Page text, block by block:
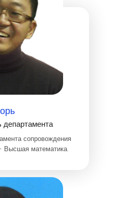
департамента
сопровождения
Высшая математика.